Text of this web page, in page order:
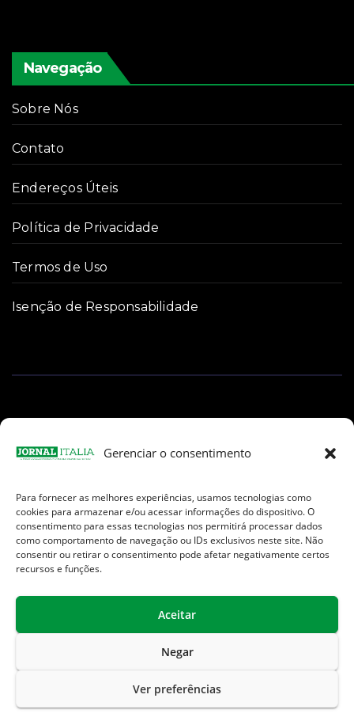
Gerenciar o consentimento
Para fornecer as melhores experiências, usamos tecnologias como
cookies para armazenar e/ou acessar informações do dispositivo. O
consentimento para essas tecnologias nos permitirá processar dados
como comportamento de navegação ou IDs exclusivos neste site. Não
consentir ou retirar o consentimento pode afetar negativamente certos
recursos e funções.
Aceitar
Negar
Ver preferências
Navegação
Sobre Nós
Contato
Endereços Úteis
Política de Privacidade
Termos de Uso
Isenção de Responsabilidade
Facebook
Instagram
TikTokYoutube
E-
mail
Jornal Italia é uma Marca registrada internacionalmente da We
Communication.